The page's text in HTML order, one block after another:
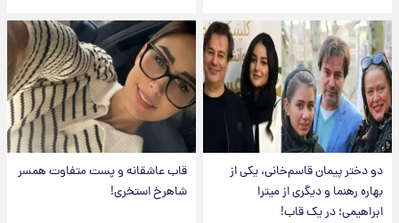
دو دختر پیمان قاسم‌خانی، یکی از
بهاره رهنما و دیگری از میترا
ابراهیمی؛ در یک قاب!
قاب عاشقانه و پست متفاوت همسر
شاهرخ استخری!